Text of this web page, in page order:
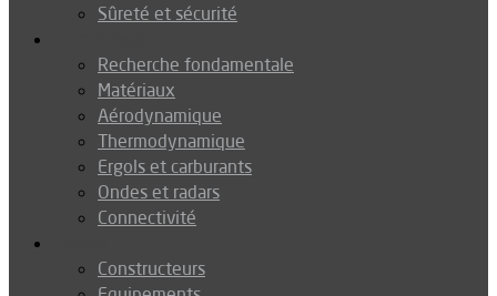
Sûreté et sécurité
Recherche fondamentale
Matériaux
Aérodynamique
Thermodynamique
Ergols et carburants
Ondes et radars
Connectivité
Constructeurs